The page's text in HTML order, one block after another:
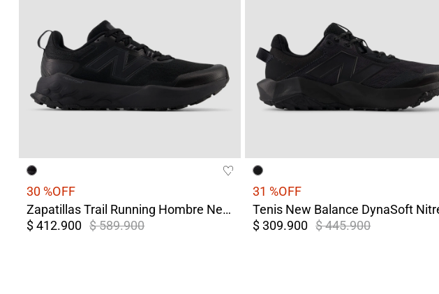
30 %OFF
Zapatillas Trail Running Hombre New Balance Garoe V2 Negras
$ 412.900 $ 589.900
31 %OFF
$ 309.900 $ 445.900